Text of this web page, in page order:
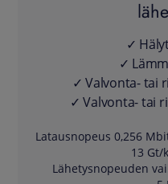
✓
✓
✓ Valvonta- tai
✓ Valvonta- tai
Latausnopeus 0,256
13 Gt/
Lähetysnopeuden